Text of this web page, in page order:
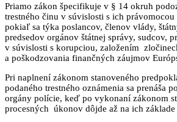
Priamo zákon špecifikuje v § 14 okruh
trestného činu v súvislosti s ich
pokiaľ sa týka poslancov, členov vlády,
predsedov orgánov štátnej správy, sudcov,
v súvislosti s korupciou, založením
a poškodzovania finančných záujmov
Pri naplnení zákonom stanoveného
podaného trestného oznámenia sa prenáša
orgány polície, keď po vykonaní zákonom
procesných úkonov dôjde až na ich